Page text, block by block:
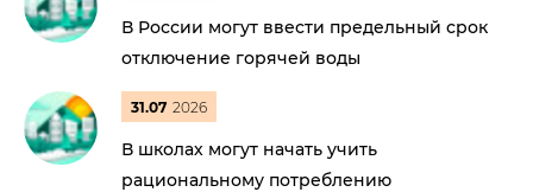
В России могут ввести предельный срок
отключение горячей воды
31.07 2026
В школах могут начать учить
рациональному потреблению